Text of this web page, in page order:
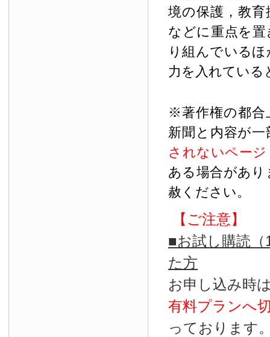
境の保護，教
などに重点を
り組んでいる
力を入れている
※著作権の都合
新聞と内容が
されないペー
ある場合があ
赦ください。
【ご注意】
■お試し購読
た方
お申し込み時
有料プランへ
っております